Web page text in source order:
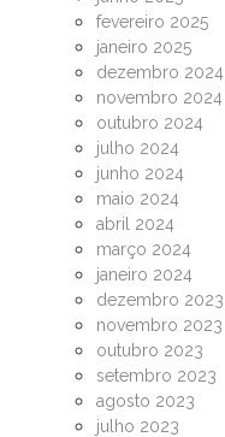
fevereiro 2025
janeiro 2025
dezembro 2024
novembro 2024
outubro 2024
julho 2024
junho 2024
maio 2024
abril 2024
março 2024
janeiro 2024
dezembro 2023
novembro 2023
outubro 2023
setembro 2023
agosto 2023
julho 2023